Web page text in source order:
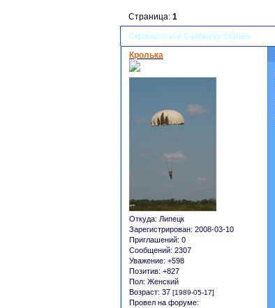
Скриншоты в Castaway Stories
Страница:1
Кролька
Откуда: Липецк
Зарегистрирован: 2008-03-10
Приглашений: 0
Сообщений: 2307
Уважение: +598
Позитив: +827
Пол: Женский
Возраст: 37 [1989-05-17]
Провел на форуме: